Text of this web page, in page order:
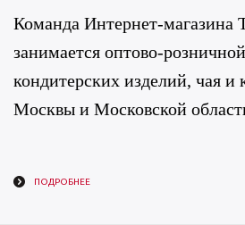
Команда Интернет-
занимается оптово-
кондитерских изделий, чая и
Москвы и Московской
ПОДРОБНЕЕ